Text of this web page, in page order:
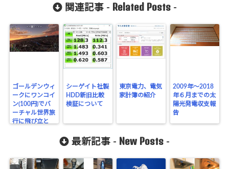
関連記事 - Related Posts-
ゴールデンウィ
ークにワンコイ
ン(100円)でバ
ーチャル世界旅
行に飛び立と
シーゲイト社製
HDD新旧比較
検証について
東京電力、電気
家計簿の紹介
2009年～2018
年６月までの太
陽光発電収支報
告
最新記事 - New Posts -